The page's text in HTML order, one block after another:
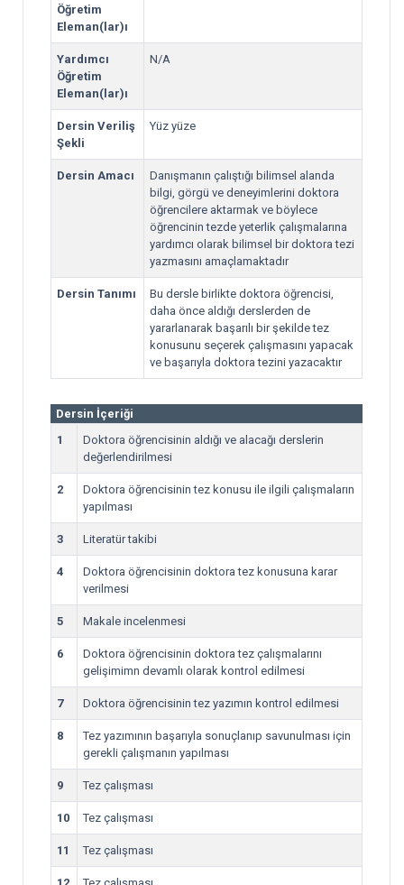
Öğretim
Eleman(lar)ı
Yardımcı
Öğretim
Eleman(lar)ı
N/A
Dersin Veriliş
Şekli
Yüz yüze
Dersin Amacı
Danışmanın çalıştığı bilimsel alanda
bilgi, görgü ve deneyimlerini doktora
öğrencilere aktarmak ve böylece
öğrencinin tezde yeterlik çalışmalarına
yardımcı olarak bilimsel bir doktora tezi
yazmasını amaçlamaktadır
Dersin Tanımı
Bu dersle birlikte doktora öğrencisi,
daha önce aldığı derslerden de
yararlanarak başarılı bir şekilde tez
konusunu seçerek çalışmasını yapacak
ve başarıyla doktora tezini yazacaktır
Dersin İçeriği
1
Doktora öğrencisinin aldığı ve alacağı derslerin
değerlendirilmesi
2
Doktora öğrencisinin tez konusu ile ilgili çalışmaların
yapılması
3 Literatür takibi
4
Doktora öğrencisinin doktora tez konusuna karar
verilmesi
5 Makale incelenmesi
6
Doktora öğrencisinin doktora tez çalışmalarını
gelişimimn devamlı olarak kontrol edilmesi
7 Doktora öğrencisinin tez yazımın kontrol edilmesi
8
Tez yazımının başarıyla sonuçlanıp savunulması için
gerekli çalışmanın yapılması
9 Tez çalışması
10 Tez çalışması
11 Tez çalışması